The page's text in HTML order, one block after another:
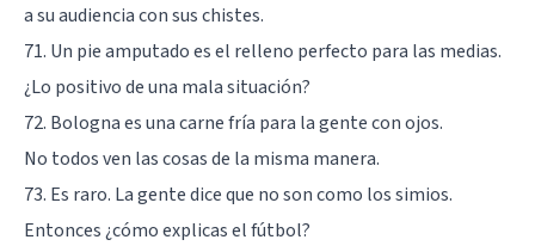
a su audiencia con sus chistes.
71. Un pie amputado es el relleno perfecto para las medias.
¿Lo positivo de una mala situación?
72. Bologna es una carne fría para la gente con ojos.
No todos ven las cosas de la misma manera.
73. Es raro. La gente dice que no son como los simios.
Entonces ¿cómo explicas el fútbol?